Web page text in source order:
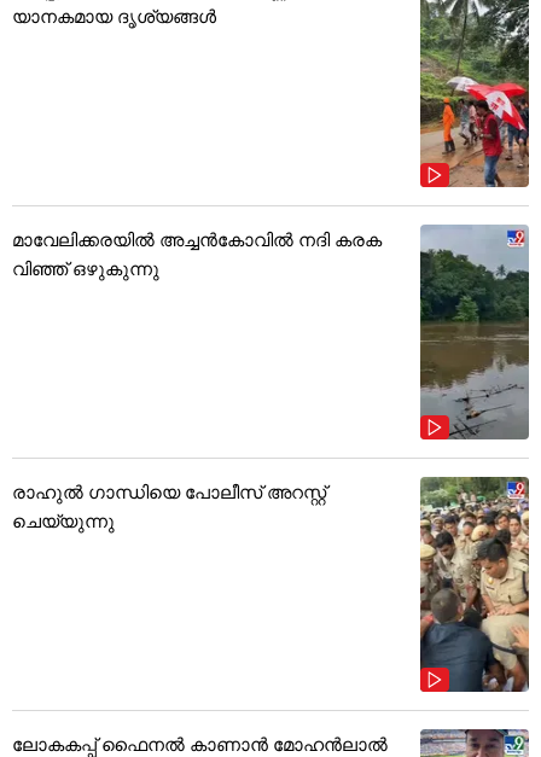
യാനകമായ ദൃശ്യങ്ങൾ
മാവേലിക്കരയിൽ അച്ചൻകോവിൽ നദി കരക
വിഞ്ഞ് ഒഴുകുന്നു
രാഹുൽ ഗാന്ധിയെ പോലീസ് അറസ്റ്റ്
ചെയ്യുന്നു
ലോകകപ്പ് ഫൈനൽ കാണാൻ മോഹൻലാൽ